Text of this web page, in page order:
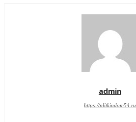
admin
https://plitkindom54.ru